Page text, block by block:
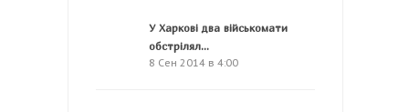
У Харкові два військомати
обстрілял...
8 Сен 2014 в 4:00